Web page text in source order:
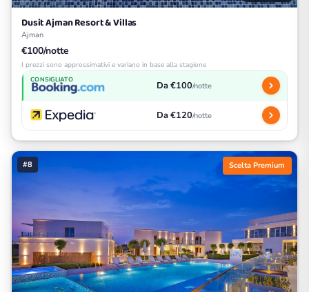
Dusit Ajman Resort & Villas
Ajman
€100/notte
I prezzi sono approssimativi e variano in base alla stagione
CONSIGLIATO Da €100/notte
Da €120/notte
#8 Scelta Premium